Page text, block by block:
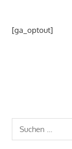
[ga_optout]
Suchen
nach: